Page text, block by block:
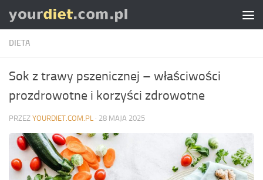
Skip to content
DIETA
Sok z trawy pszenicznej – właściwości
prozdrowotne i korzyści zdrowotne
PRZEZ YOURDIET.COM.PL · 28 MAJA 2025